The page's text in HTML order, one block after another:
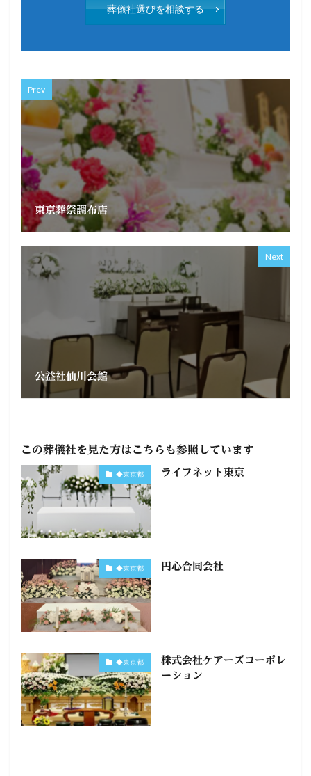
葬儀社選びを相談する
Prev
東京葬祭調布店
Next
公益社仙川会館
この葬儀社を見た方はこちらも参照しています
◆東京都 ライフネット東京
◆東京都 円心合同会社
◆東京都
株式会社ケアーズコーポレ
ーション